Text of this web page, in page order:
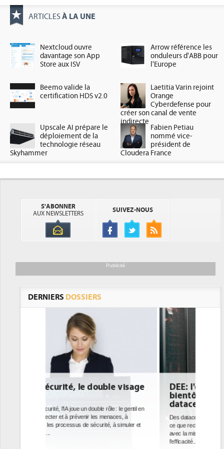
ARTICLES À LA UNE
Nextcloud ouvre
davantage son App
Store aux ISV
Arrow référence les
onduleurs d'ABB pour
l'Europe
Beemo valide la
certification HDS v2.0
Laetitia Varin rejoint
Orange
Cyberdefense pour
créer son canal de vente
indirecte
Upscale AI prépare le
déploiement de la
technologie réseau
Skyhammer
Fabien Petiau
nommé vice-
président de
Cloudera France
S'ABONNER
AUX NEWSLETTERS
SUIVEZ-NOUS
Publicité
DERNIERS DOSSIERS
DEE: l'efficacité énergétique
bientôt une obligation pour les
datacenters
Des datacenters plus durables et plus efficaces, c'est
ce que recherchent les pouvoirs publics européens
avec la mise en oeuvre de la nouvelle Directive sur